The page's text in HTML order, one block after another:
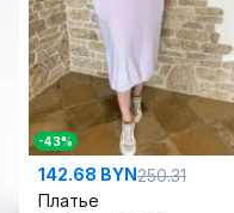
-43%
142.68 BYN250.31
Платье